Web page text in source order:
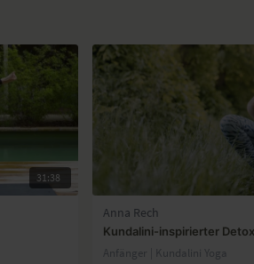
31:38
Anna Rech
Kundalini-inspirierter
Anfänger | Kundalini Yoga